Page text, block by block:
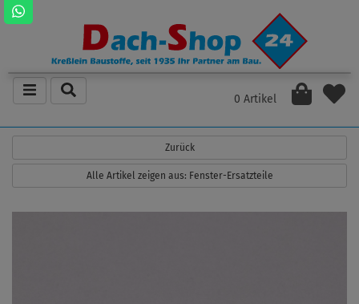
0 Artikel
Zurück
Alle Artikel zeigen aus: Fenster-Ersatzteile